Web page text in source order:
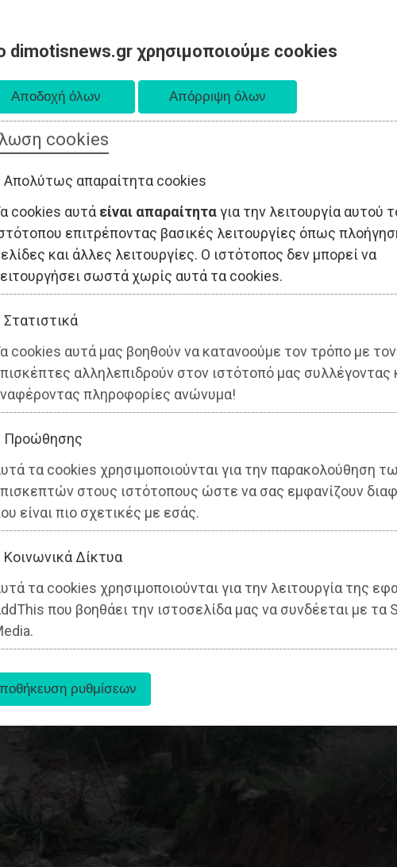
dimotisnews.gr χρησιμοποιούμε cookies
cookies
Απολύτως απαραίτητα cookies
cookies αυτά είναι απαραίτηταγια την λειτουργία αυτού
επιτρέποντας βασικές λειτουργίες όπως
και άλλες λειτουργίες. Ο ιστότοπος δεν μπορεί να
σωστά χωρίς αυτά τα cookies.
Στατιστικά
cookies αυτά μας βοηθούν να κατανοούμε τον τρόπο με τον
αλληλεπιδρούν στον ιστότοπό μας συλλέγοντας
πληροφορίες ανώνυμα!
Προώθησης
τα cookies χρησιμοποιούνται για την παρακολούθηση
στους ιστότοπους ώστε να σας εμφανίζουν
είναι πιο σχετικές με εσάς.
Kοινωνικά Δίκτυα
τα cookies χρησιμοποιούνται για την λειτουργία της
που βοηθάει την ιστοσελίδα μας να συνδέεται με τα